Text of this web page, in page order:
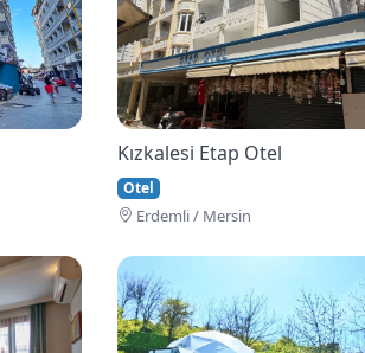
Kızkalesi Etap Otel
Otel
Erdemli / Mersin